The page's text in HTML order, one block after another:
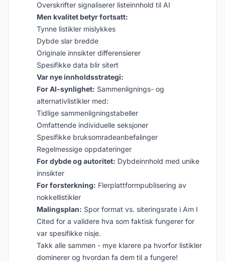
Overskrifter signaliserer listeinnhold til AI
Men kvalitet betyr fortsatt:
Tynne listikler mislykkes
Dybde slar bredde
Originale innsikter differensierer
Spesifikke data blir sitert
Var nye innholdsstrategi:
For AI-synlighet: Sammenlignings- og
alternativlistikler med:
Tidlige sammenligningstabeller
Omfattende individuelle seksjoner
Spesifikke bruksomradeanbefalinger
Regelmessige oppdateringer
For dybde og autoritet: Dybdeinnhold med unike
innsikter
For forsterkning: Flerplattformpublisering av
nokkellistikler
Malingsplan: Spor format vs. siteringsrate i Am I
Cited for a validere hva som faktisk fungerer for
var spesifikke nisje.
Takk alle sammen - mye klarere pa hvorfor listikler
dominerer og hvordan fa dem til a fungere!